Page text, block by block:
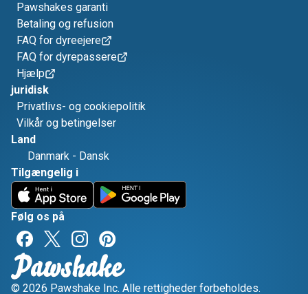
Pawshakes garanti
Betaling og refusion
FAQ for dyreejere
FAQ for dyrepassere
Hjælp
juridisk
Privatlivs- og cookiepolitik
Vilkår og betingelser
Land
Danmark - Dansk
Tilgængelig i
Følg os på
© 2026 Pawshake Inc. Alle rettigheder forbeholdes.